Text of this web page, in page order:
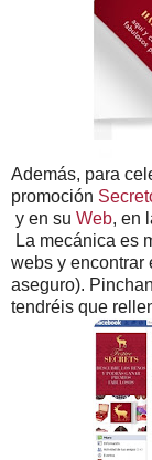
Además, para
promoción
y en su Web, en
La mecánica es
webs y encontrar
aseguro).
tendréis que